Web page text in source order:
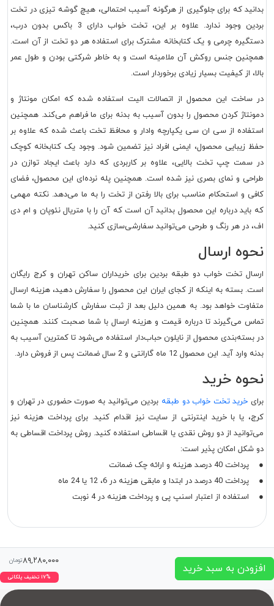
بدانید که برای جلوگیری از هرگونه آسیب احتمالی، هیچ گوشه تیزی در تخت
بردین وجود ندارد. علاوه بر این، تخت خواب دارای 3 باکس بدون درب،
دستگیره چرمی و یک کتابخانه مشترک برای استفاده هر دو تخت از آن است.
همچنین جنس روکش آن ملامینه است و به خاطر شرکتی بودن و طول عمر
بالا، از کیفیت بسیار زیادی برخوردار است.
در ساخت این محصول از اتصالات الیت استفاده شده که امکان مونتاژ و
دمونتاژ کردن محصول را بدون آسیب به بدنه برای ما فراهم می‌کند. همچنین
استفاده از سی ان سی یکپارچه وادار و محافظ تخت باعث شده که علاوه بر
حفظ زیبایی محصول، ایمنی افراد نیز تضمین شود. وجود یک کتابخانه کوچک
در سمت چپ تخت بالایی، علاوه بر کاربردی که دارد باعث ایجاد توازن در
طراحی و نمای بصری نیز شده است. همچنین پله نرده‌ای این محصول، فضای
کافی و استحکام مناسب برای بالا رفتن از تخت را به ما می‌دهد. نکته مهمی
که باید درباره این محصول بدانید آن است که آن را با متریال نئوپان و ام دی
اف، در هر رنگ و طرحی می‌توانید سفارشی‌سازی کنید.
نحوه ارسال
ارسال تخت خواب دو طبقه بردین برای خریداران ساکن تهران و کرج رایگان
است. بسته به اینکه از کجای ایران این محصول را سفارش دهید، هزینه ارسال
متفاوت خواهد بود. به همین دلیل بعد از ثبت سفارش کارشناسان ما با شما
تماس می‌گیرند تا درباره قیمت و هزینه ارسال با شما صحبت کنند. همچنین
در بسته‌بندی محصول از نایلون حباب‌دار استفاده می‌شود تا کمترین آسیب به
بدنه وارد آید. این محصول 12 ماه گارانتی و 2 سال ضمانت پس از فروش دارد.
نحوه خرید
برای خرید تخت خواب دو طبقه بردین می‌توانید به صورت حضوری در تهران و
کرج، یا با خرید اینترنتی از سایت نیز اقدام کنید. برای پرداخت هزینه نیز
می‌توانید از دو روش نقدی یا اقساطی استفاده کنید. روش پرداخت اقساطی به
دو شکل امکان پذیر است:
● پرداخت 40 درصد هزینه و ارائه چک ضمانت
● پرداخت 40 درصد در ابتدا و مابقی هزینه در 6، 12 یا 24 ماه
● استفاده از اعتبار اسنپ پی و پرداخت هزینه در 4 نوبت
افزودن به سبد خرید
۸۹,۲۸۰,۰۰۰تومان
۱۷% تخفیف پلکانی